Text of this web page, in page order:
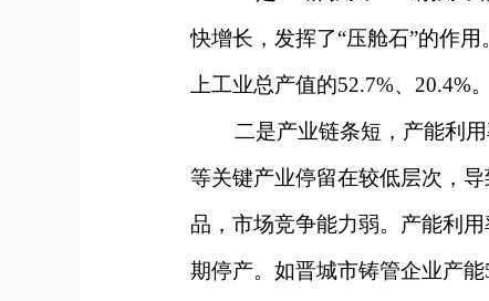
快增长，发挥了“压舱石”的作
上工业总产值的52.7%、20.4%。
二是产业链条短，产能利用
等关键产业停留在较低层次，
品，市场竞争能力弱。产能利
期停产。如晋城市铸管企业产